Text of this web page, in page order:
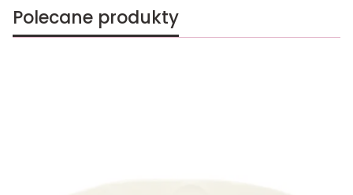
Polecane produkty